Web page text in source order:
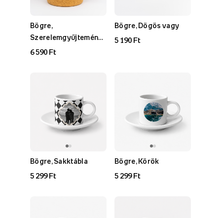
Bögre,
Szerelemgyűjtemény -
2. verzió
6 590 Ft
Bögre, Dögös vagy
5 190 Ft
Bögre, Sakktábla
5 299 Ft
Bögre, Körök
5 299 Ft